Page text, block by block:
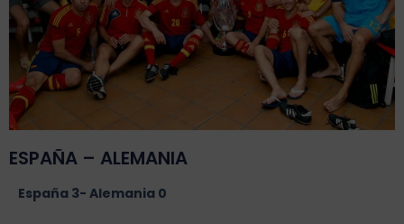
ESPAÑA – ALEMANIA
España 3- Alemania 0